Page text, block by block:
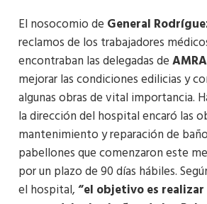
El nosocomio de General
reclamos de los trabajadores
encontraban las delegadas deAMRA
mejorar las condiciones edilicias y
algunas obras de vital importancia.
la dirección del hospital encaró las
mantenimiento y reparación de
pabellones que comenzaron este
por un plazo de 90 días hábiles.
el hospital,“el objetivo es